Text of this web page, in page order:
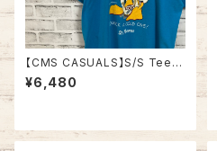
【CMS CASUALS】S/S Tee L
80s-90s Made in USA “DU
CK LIGHT” vintage USA製
ステッチ アメリカ USA レトロ
古着
¥6,480